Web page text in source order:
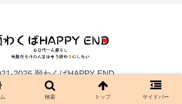
2026 願わくばHAPPY END.
検索 トップ サイドバー